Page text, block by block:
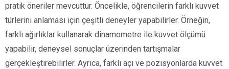
pratik öneriler mevcuttur. Öncelikle, öğrencilerin farklı kuvvet
türlerini anlaması için çeşitli deneyler yapabilirler. Örneğin,
farklı ağırlıklar kullanarak dinamometre ile kuvvet ölçümü
yapabilir, deneysel sonuçlar üzerinden tartışmalar
gerçekleştirebilirler. Ayrıca, farklı açı ve pozisyonlarda kuvvet